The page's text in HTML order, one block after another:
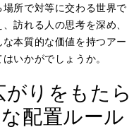
所で対等に交わる世界で
訪れる人の思考を深め、
本質的な価値を持つアー
いかがでしょうか。
りをもたら
配置ルール